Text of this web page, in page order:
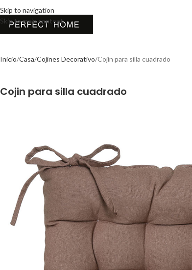
Skip to navigation
Skip to main content
Inicio Casa Cojines Decorativo Cojin para silla cuadrado
Cojin para silla cuadrado